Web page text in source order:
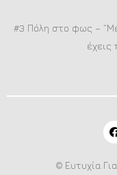
#3 Πόλη στο φως –
έχεις
© Ευτυχία